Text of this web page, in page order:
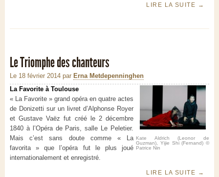
LIRE LA SUITE →
Le Triomphe des chanteurs
Le 18 février 2014 par Erna Metdepenninghen
Kate Aldrich (Leonor de
Guzman), Yijie Shi (Fernand) ©
Patrice Nin
La Favorite à Toulouse
« La Favorite » grand opéra en quatre actes
de Donizetti sur un livret d’Alphonse Royer
et Gustave Vaëz fut créé le 2 décembre
1840 à l’Opéra de Paris, salle Le Peletier.
Mais c’est sans doute comme « La
favorita » que l’opéra fut le plus joué
internationalement et enregistré.
LIRE LA SUITE →